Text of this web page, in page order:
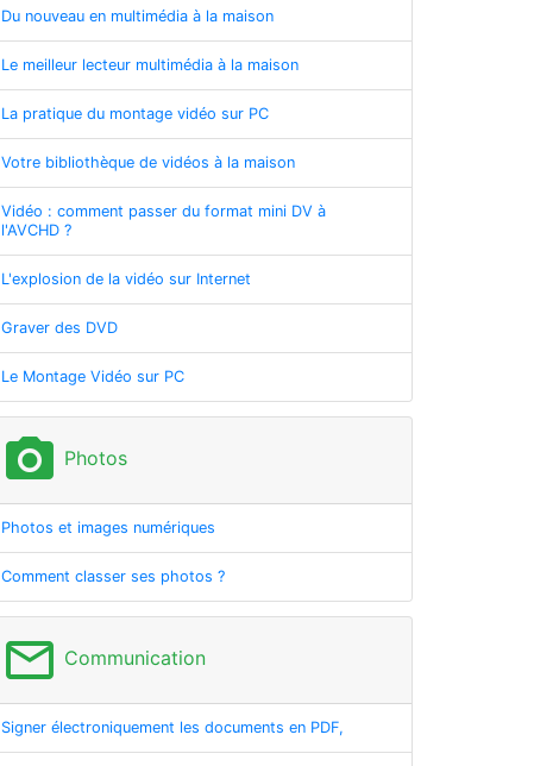
Du nouveau en multimédia à la maison
Le meilleur lecteur multimédia à la maison
La pratique du montage vidéo sur PC
Votre bibliothèque de vidéos à la maison
Vidéo : comment passer du format mini DV à
l'AVCHD ?
L'explosion de la vidéo sur Internet
Graver des DVD
Le Montage Vidéo sur PC
photo_camera Photos
Photos et images numériques
Comment classer ses photos ?
mail_outline Communication
Signer électroniquement les documents en PDF,